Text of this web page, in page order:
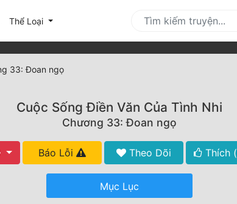
Thể Loại
33: Đoan ngọ
Cuộc Sống Điền Văn Của Tình Nhi
Chương 33: Đoan ngọ
Báo Lỗi Theo Dõi Thích (
Mục Lục